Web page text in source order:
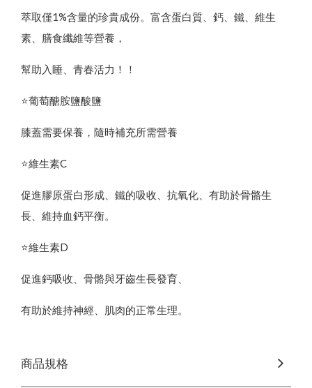
萃取僅1%含量的珍貴成份。富含蛋白質、鈣、鐵、維生
素、膳食纖維等營養，
幫助入睡、青春活力！！
⭐️葡萄醣胺鹽酸鹽
膝蓋需要保養，隨時補充所需營養
⭐️維生素C
促進膠原蛋白形成、鐵的吸收、抗氧化、有助於骨骼生
長、維持血鈣平衡。
⭐️維生素D
促進鈣吸收、骨骼與牙齒生長發育、
有助於維持神經、肌肉的正常生理。
商品規格